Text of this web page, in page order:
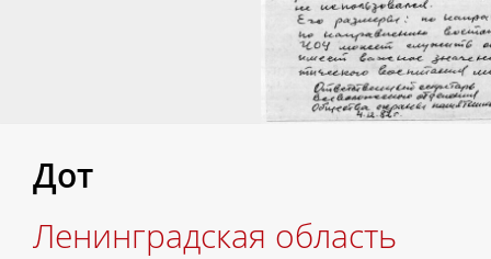
Дот
Ленинградская область